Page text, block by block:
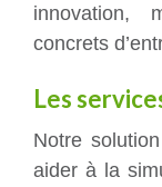
innovation,
concrets
Les
Notre
aider à la